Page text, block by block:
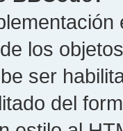
los
ser
del